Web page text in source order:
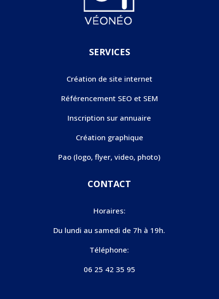
SERVICES
Création de site internet
Référencement SEO et SEM
Inscription sur annuaire
Création graphique
Pao (logo, flyer, video, photo)
CONTACT
Horaires:
Du lundi au samedi de 7h à 19h.
Téléphone:
06 25 42 35 95